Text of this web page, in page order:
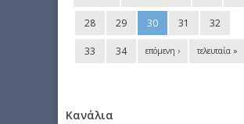
28 29 30 31 32
33 34 επόμενη › τελευταία »
Κανάλια